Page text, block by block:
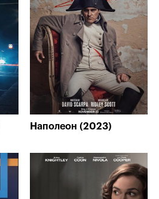
Наполеон (2023)